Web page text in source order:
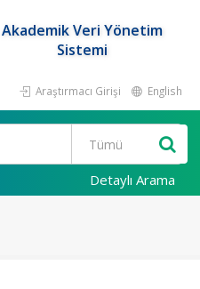
Akademik Veri Yönetim
Sistemi
Araştırmacı Girişi English
Detaylı Arama